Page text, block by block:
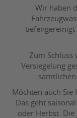
Wir haben
tiefengereinigt
Zum Schluss
Versiegelung
Möchten auch Sie
Das geht
oder Herbst. Die